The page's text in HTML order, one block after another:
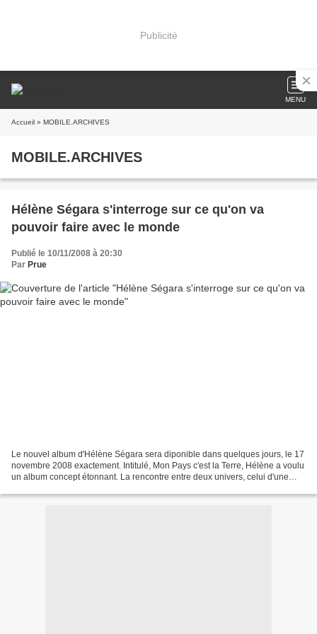
Publicité
MENU
Accueil » MOBILE.ARCHIVES
MOBILE.ARCHIVES
Hélène Ségara s'interroge sur ce qu'on va
pouvoir faire avec le monde
Publié le 10/11/2008 à 20:30
Par Prue
Le nouvel album d'Hélène Ségara sera diponible dans quelques jours, le 17
novembre 2008 exactement. Intitulé, Mon Pays c'est la Terre, Hélène a voulu
un album concept étonnant. La rencontre entre deux univers, celui d'une